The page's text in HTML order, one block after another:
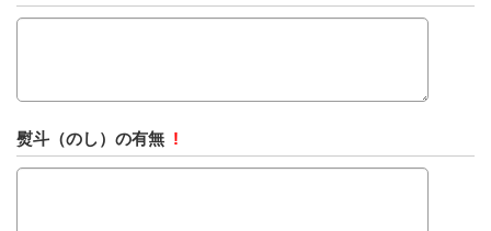
熨斗（のし）の有無 !